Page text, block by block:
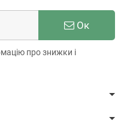
Ок
про знижки і